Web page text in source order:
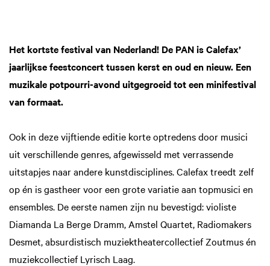
Het kortste festival van Nederland! De PAN is Calefax’
jaarlijkse feestconcert tussen kerst en oud en nieuw. Een
muzikale potpourri-avond uitgegroeid tot een minifestival
van formaat.
Ook in deze vijftiende editie korte optredens door musici
uit verschillende genres, afgewisseld met verrassende
uitstapjes naar andere kunstdisciplines. Calefax treedt zelf
op én is gastheer voor een grote variatie aan topmusici en
ensembles. De eerste namen zijn nu bevestigd: violiste
Diamanda La Berge Dramm, Amstel Quartet, Radiomakers
Desmet, absurdistisch muziektheatercollectief Zoutmus én
muziekcollectief Lyrisch Laag.
Zoom
in